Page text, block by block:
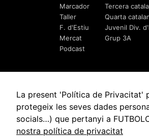
Marcador
Taller
F. d'Estiu
Mercat
Podcast
Tercera
Quarta
Juvenil Div.
Grup 3A
© 2010 - 2026
La present 'Política de Privacitat'
protegeix les seves dades
socials…) que pertanyi a
nostra política de privacitat